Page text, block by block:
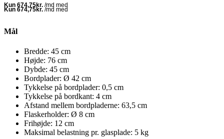
pris
var:
Mål
Bredde: 45 cm
Højde: 76 cm
Dybde: 45 cm
Bordplader: Ø 42 cm
Tykkelse på bordplader: 0,5 cm
Tykkelse på bordkant: 4 cm
Afstand mellem bordpladerne: 63,5 cm
Flaskerholder: Ø 8 cm
Frihøjde: 12 cm
Maksimal belastning pr. glasplade: 5 kg